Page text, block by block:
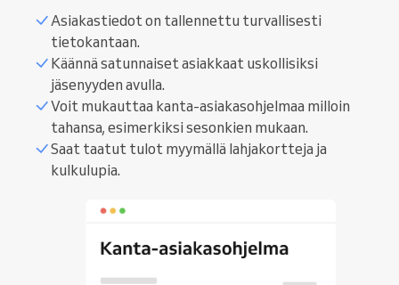
Asiakastiedot on tallennettu turvallisesti
tietokantaan.
Käännä satunnaiset asiakkaat uskollisiksi
jäsenyyden avulla.
Voit mukauttaa kanta-asiakasohjelmaa milloin
tahansa, esimerkiksi sesonkien mukaan.
Saat taatut tulot myymällä lahjakortteja ja
kulkulupia.